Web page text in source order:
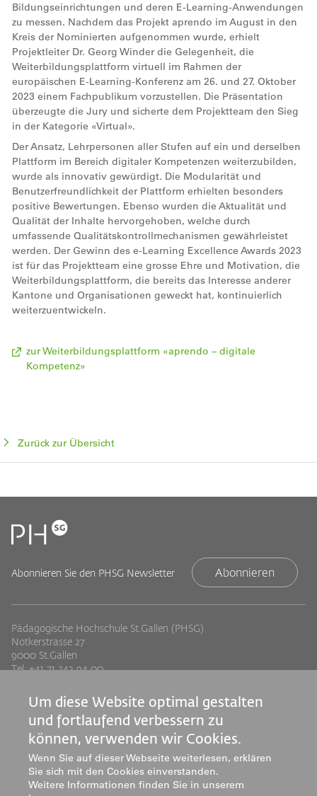
Bildungseinrichtungen und deren E-Learning-Anwendungen
zu messen. Nachdem das Projekt aprendo im August in den
Kreis der Nominierten aufgenommen wurde, erhielt
Projektleiter Dr. Georg Winder die Gelegenheit, die
Weiterbildungsplattform virtuell im Rahmen der
europäischen E-Learning-Konferenz am 26. und 27. Oktober
2023 einem Fachpublikum vorzustellen. Die Präsentation
überzeugte die Jury und sicherte dem Projektteam den Sieg
in der Kategorie «Virtual».
Der Ansatz, Lehrpersonen aller Stufen auf ein und derselben
Plattform im Bereich digitaler Kompetenzen weiterzubilden,
wurde als innovativ gewürdigt. Die Modularität und
Benutzerfreundlichkeit der Plattform erhielten besonders
positive Bewertungen. Ebenso wurden die Aktualität und
Qualität der Inhalte hervorgehoben, welche durch
umfassende Qualitätskontrollmechanismen gewährleistet
werden. Der Gewinn des e-Learning Excellence Awards 2023
ist für das Projektteam eine grosse Ehre und Motivation, die
Weiterbildungsplattform, die bereits das Interesse anderer
Kantone und Organisationen geweckt hat, kontinuierlich
weiterzuentwickeln.
zur Weiterbildungsplattform «aprendo – digitale
Kompetenz»
Zurück zur Übersicht
Abonnieren Sie den PHSG Newsletter Abonnieren
Pädagogische Hochschule St.Gallen (PHSG)
Notkerstrasse 27
9000 St.Gallen
Tel. +41 71 243 94 00
Footer
Links
Standorte
Jobs
Medien
Mediatheken
Footer
rechts
Studium
Weiterbildung
Forschung & Entwicklung
Dienstleistung
Institute
Um diese Website optimal gestalten
und fortlaufend verbessern zu
können, verwenden wir Cookies.
Wenn Sie auf dieser Webseite weiterlesen, erklären
Sie sich mit den Cookies einverstanden.
Weitere Informationen finden Sie in unserem